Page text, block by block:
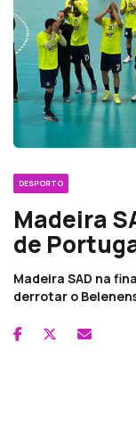
DESPORTO
Madeira
de
Madeira SAD na
derrotar o